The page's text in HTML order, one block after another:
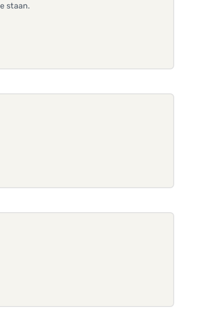
staan.